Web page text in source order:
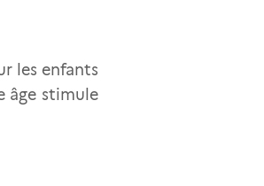
les enfants
âge stimule